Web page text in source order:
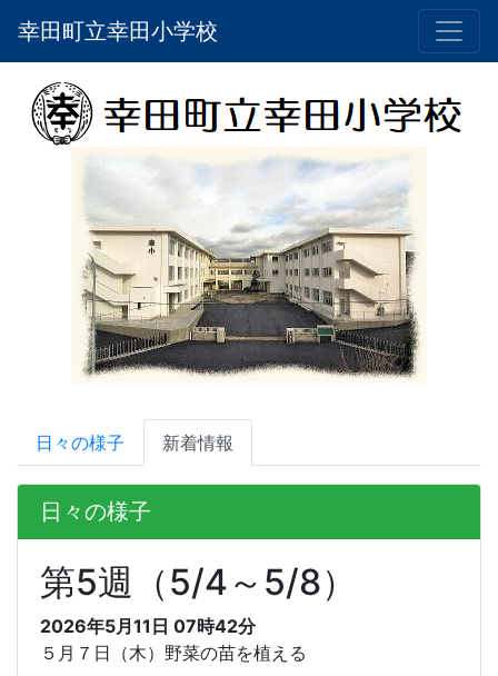
幸田町立幸田小学校
日々の様子 新着情報
日々の様子
第5週（5/4～5/8）
2026年5月11日 07時42分
５月７日（木）野菜の苗を植える